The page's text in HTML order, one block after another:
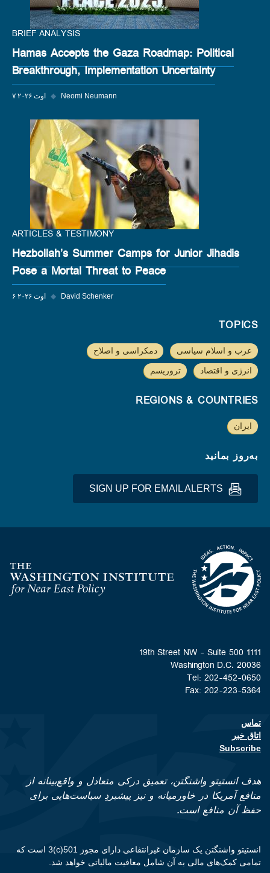
BRIEF ANALYSIS
Hamas Accepts the Gaza Roadmap: Political
Breakthrough, Implementation Uncertainty
۷ اوت ۲۰۲۶ ◆ Neomi Neumann
ARTICLES & TESTIMONY
Hezbollah’s Summer Camps for Junior Jihadis
Pose a Mortal Threat to Peace
۶ اوت ۲۰۲۶ ◆ David Schenker
TOPICS
عرب و اسلام سیاسی دمکراسی و اصلاح
انرژی و اقتصاد تروریسم
REGIONS & COUNTRIES
ایران
به‌روز بمانید
Homepage
1111 19th Street NW - Suite 500
Washington D.C. 20036
Tel: 202-452-0650
Fax: 202-223-5364
Footer contact links
تماس
اتاق خبر
Subscribe
هدف انستیتو واشنگتن، تعمیق درکی متعادل و واقع‌بینانه از
منافع آمریکا در خاورمیانه و نیز پیشبردِ سیاست‌هایی برای
حفظ آن منافع است.
انستیتو واشنگتن یک سازمان غیرانتفاعی دارای مجوز 501(c)3 است که
تمامی کمک‌های مالی به آن شامل معافیت مالیاتی خواهد شد.